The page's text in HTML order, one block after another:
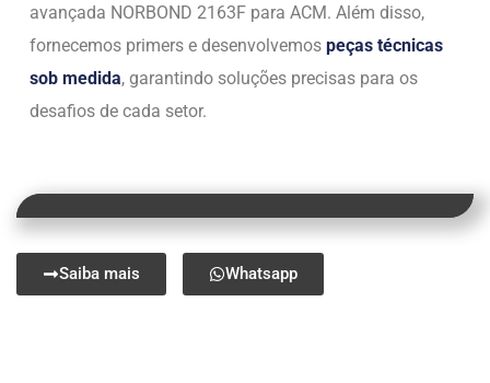
avançada NORBOND 2163F para ACM. Além disso,
fornecemos primers e desenvolvemos peças técnicas
sob medida, garantindo soluções precisas para os
desafios de cada setor.
Saiba mais Whatsapp